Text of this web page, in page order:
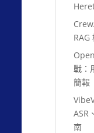
RAG
戰：
簡報
ASR
南